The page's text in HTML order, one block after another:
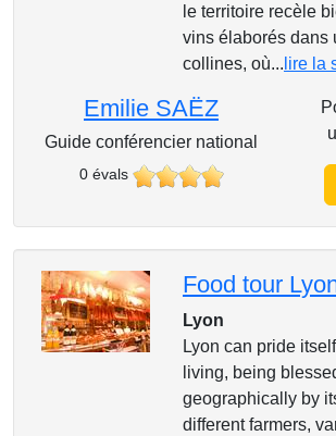
le territoire recèle
vins élaborés dans
collines, où... lire la
Emilie SAËZ
Guide conférencier national
0 évals
Food tour
Lyon
Lyon can pride
living, being
geographically by
different farmers,